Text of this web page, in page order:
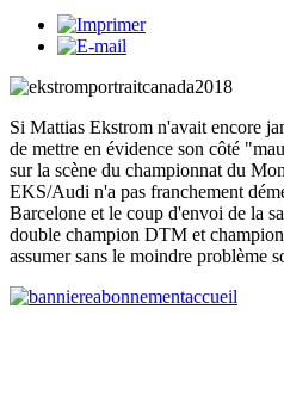
Si Mattias Ekstrom n'avait encore
de mettre en évidence son côté
sur la scène du championnat du
EKS/Audi n'a pas franchement
Barcelone et le coup d'envoi de la
double champion DTM et
assumer sans le moindre problème